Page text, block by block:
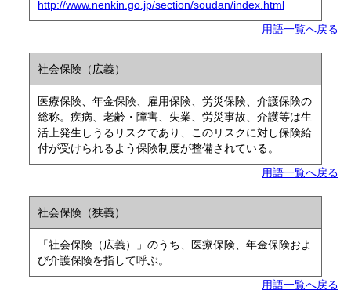
http://www.nenkin.go.jp/section/soudan/index.html
用語一覧へ戻る
社会保険（広義）
医療保険、年金保険、雇用保険、労災保険、介護保険の
総称。疾病、老齢・障害、失業、労災事故、介護等は生
活上発生しうるリスクであり、このリスクに対し保険給
付が受けられるよう保険制度が整備されている。
用語一覧へ戻る
社会保険（狭義）
「社会保険（広義）」のうち、医療保険、年金保険およ
び介護保険を指して呼ぶ。
用語一覧へ戻る